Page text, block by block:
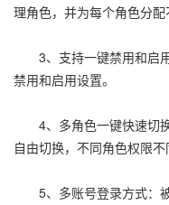
理角色，并为每个角色分配
3、支持一键禁用和启用
禁用和启用设置。
4、多角色一键快速切换
自由切换，不同角色权限不
5、多账号登录方式：被